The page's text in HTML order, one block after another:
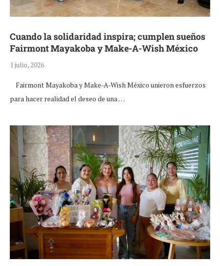
Cuando la solidaridad inspira; cumplen sueños
Fairmont Mayakoba y Make-A-Wish México
1 julio, 2026
Fairmont Mayakoba y Make-A-Wish México unieron esfuerzos
para hacer realidad el deseo de una …